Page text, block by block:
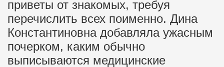
приветы от знакомых, требуя
перечислить всех поименно. Дина
Константиновна добавляла ужасным
почерком, каким обычно
выписываются медицинские